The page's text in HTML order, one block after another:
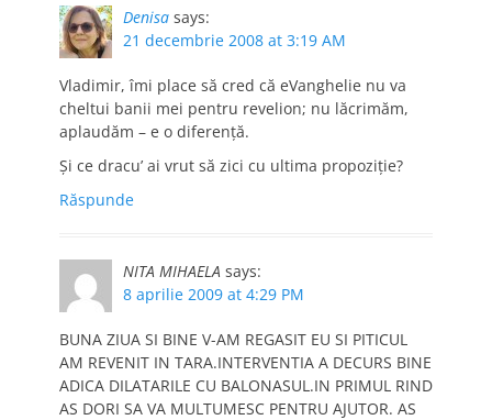
Denisa says:
21 decembrie 2008 at 3:19 AM
Vladimir, îmi place să cred că eVanghelie nu va
cheltui banii mei pentru revelion; nu lăcrimăm,
aplaudăm – e o diferenţă.
Şi ce dracu’ ai vrut să zici cu ultima propoziţie?
Răspunde
NITA MIHAELA says:
8 aprilie 2009 at 4:29 PM
BUNA ZIUA SI BINE V-AM REGASIT EU SI PITICUL
AM REVENIT IN TARA.INTERVENTIA A DECURS BINE
ADICA DILATARILE CU BALONASUL.IN PRIMUL RIND
AS DORI SA VA MULTUMESC PENTRU AJUTOR. AS